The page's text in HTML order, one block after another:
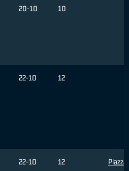
20-10 10
22-10 12
22-10 12 Piazza